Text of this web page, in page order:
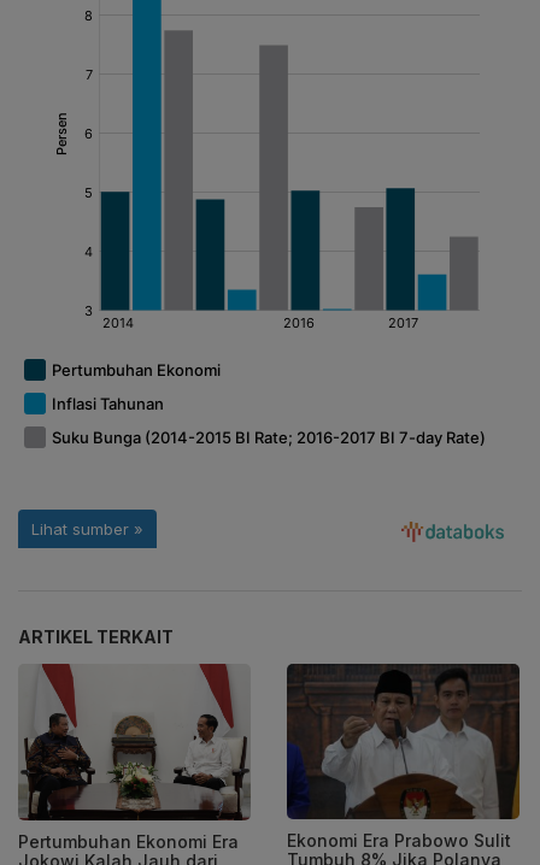
ARTIKEL TERKAIT
Pertumbuhan Ekonomi Era
Jokowi Kalah Jauh dari
Ekonomi Era Prabowo Sulit
Tumbuh 8% Jika Polanya